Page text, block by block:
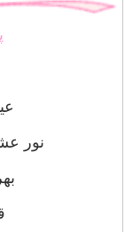
نور